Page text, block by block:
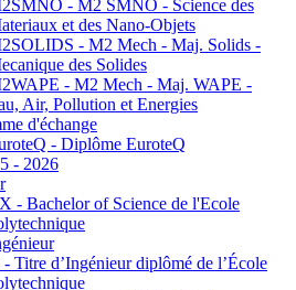
- M2 SMNO - Science des
et des Nano-Objets
- M2 Mech - Maj. Solids -
des Solides
- M2 Mech - Maj. WAPE -
Air, Pollution et Energies
d'échange
- Diplôme EuroteQ
- 2026
- Bachelor of Science de l'Ecole
Titre d’Ingénieur diplômé de l’École